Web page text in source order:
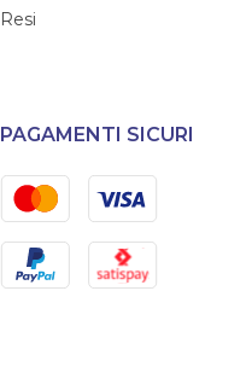
Resi
PAGAMENTI SICURI
MastercardVisa
PayPal Satispay